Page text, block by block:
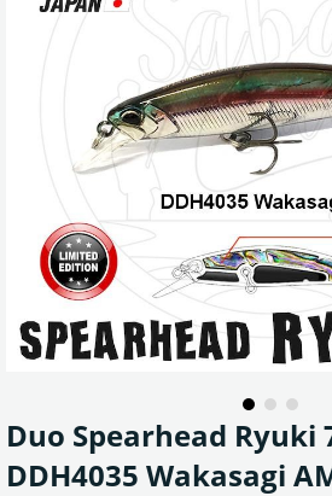
Duo Spearhead Ryuki
DDH4035 Wakasagi